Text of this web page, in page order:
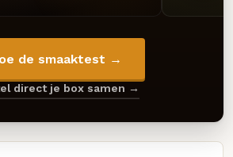
de smaaktest →
direct je box samen →